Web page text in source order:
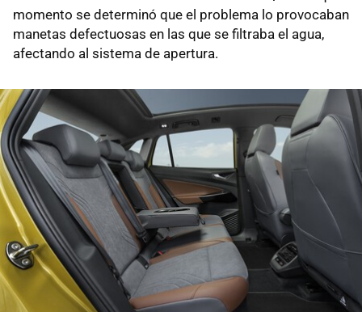
momento se determinó que el problema lo provocaban
manetas defectuosas en las que se filtraba el agua,
afectando al sistema de apertura.